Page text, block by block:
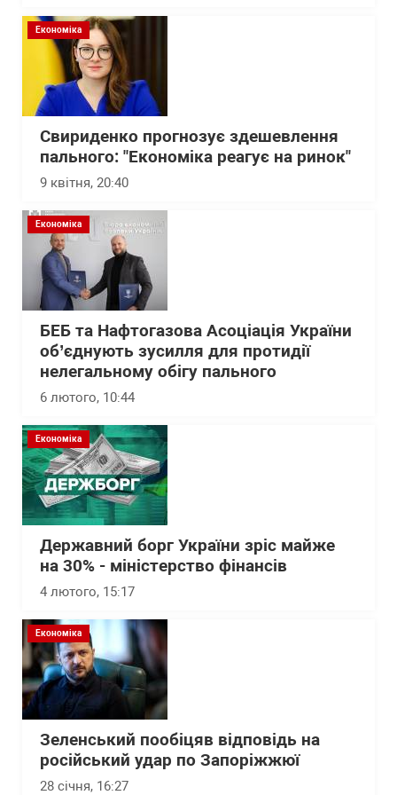
Економіка
Свириденко прогнозує здешевлення
пального: "Економіка реагує на ринок"
9 квітня, 20:40
Економіка
БЕБ та Нафтогазова Асоціація України
об’єднують зусилля для протидії
нелегальному обігу пального
6 лютого, 10:44
Економіка
Державний борг України зріс майже
на 30% - міністерство фінансів
4 лютого, 15:17
Економіка
Зеленський пообіцяв відповідь на
російський удар по Запоріжжюї
28 січня, 16:27